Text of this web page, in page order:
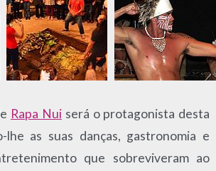
Rapa Nuiserá o protagonista desta
lhe as suas danças, gastronomia e
que sobreviveram ao